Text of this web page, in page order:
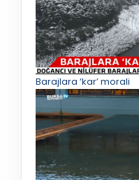
Barajlara ‘kar’ morali